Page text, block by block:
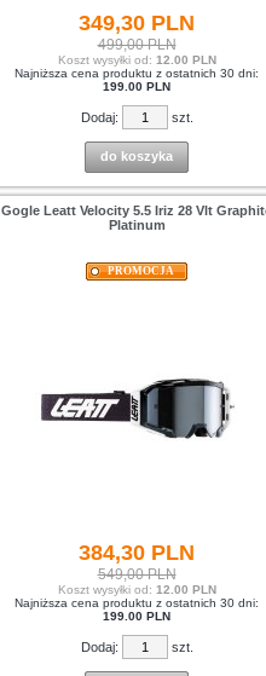
349,30 PLN
499,00 PLN
Koszt wysyłki od: 12.00 PLN
Najniższa cena produktu z ostatnich 30 dni:
199.00 PLN
Dodaj: szt.
do koszyka
Gogle Leatt Velocity 5.5 Iriz 28 Vlt
Platinum
PROMOCJA
384,30 PLN
549,00 PLN
Koszt wysyłki od: 12.00 PLN
Najniższa cena produktu z ostatnich 30 dni:
199.00 PLN
Dodaj: szt.